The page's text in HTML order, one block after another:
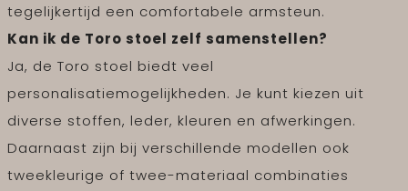
tegelijkertijd een comfortabele armsteun.
Kan ik de Toro stoel zelf samenstellen?
Ja, de Toro stoel biedt veel
personalisatiemogelijkheden. Je kunt kiezen uit
diverse stoffen, leder, kleuren en afwerkingen.
Daarnaast zijn bij verschillende modellen ook
tweekleurige of twee-materiaal combinaties